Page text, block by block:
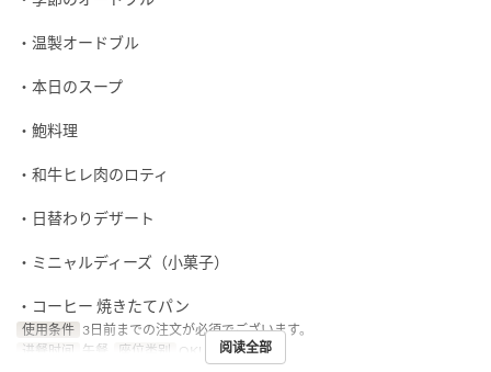
・温製オードブル
・本日のスープ
・鮑料理
・和牛ヒレ肉のロティ
・日替わりデザート
・ミニャルディーズ（小菓子）
・コーヒー 焼きたてパン
使用条件 3日前までの注文が必須でございます。
进餐时间
午餐 座位类别 OKUMURATEI
阅读全部